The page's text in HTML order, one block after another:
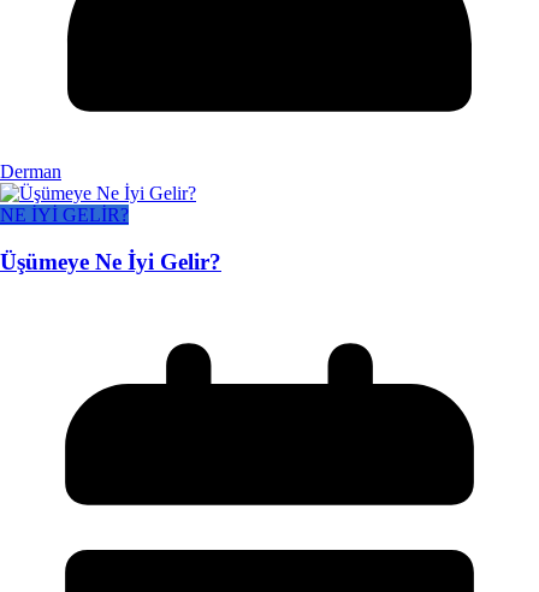
Derman
NE İYİ GELİR?
Üşümeye Ne İyi Gelir?